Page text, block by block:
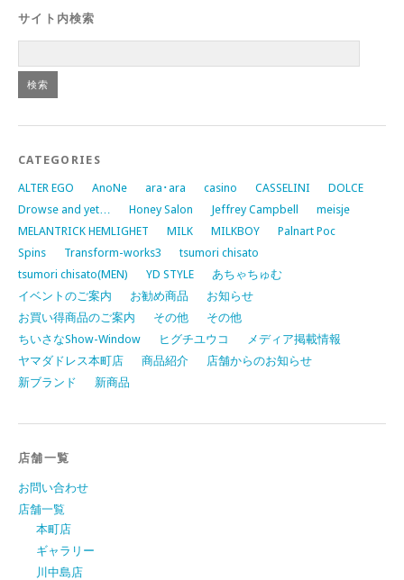
サイト内検索
CATEGORIES
ALTER EGO AnoNe ara･ara casino CASSELINI
DOLCE
Drowse and yet…
Honey Salon Jeffrey Campbell
meisje
MELANTRICK HEMLIGHET
MILK MILKBOY
Palnart Poc
Spins
Transform-works3
tsumori chisato
tsumori chisato(MEN)
YD STYLE
あちゃちゅむ
イベントのご案内
お勧め商品
お知らせ
お買い得商品のご案内
その他
その他
ちいさなShow-Window
ヒグチユウコ
メディア掲載情報
ヤマダドレス本町店
商品紹介
店舗からのお知らせ
新ブランド
新商品
店舗一覧
お問い合わせ
店舗一覧
本町店
ギャラリー
川中島店